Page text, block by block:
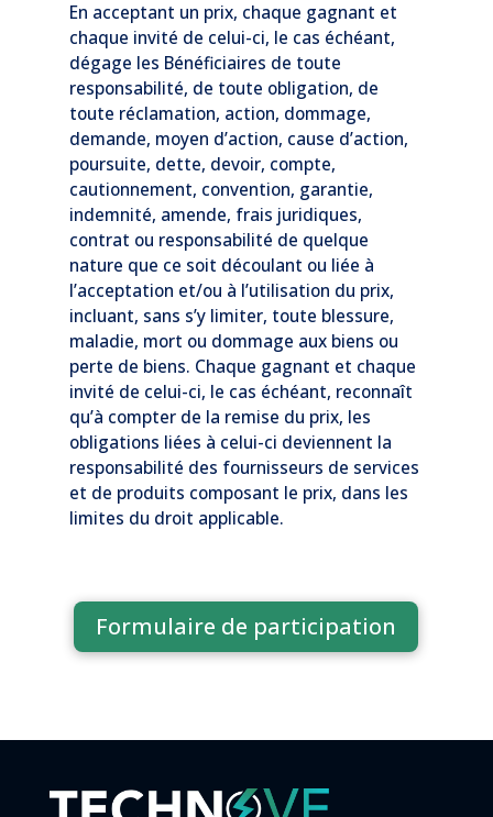
En acceptant un prix, chaque gagnant et
chaque invité de celui-ci, le cas échéant,
dégage les Bénéficiaires de toute
responsabilité, de toute obligation, de
toute réclamation, action, dommage,
demande, moyen d’action, cause d’action,
poursuite, dette, devoir, compte,
cautionnement, convention, garantie,
indemnité, amende, frais juridiques,
contrat ou responsabilité de quelque
nature que ce soit découlant ou liée à
l’acceptation et/ou à l’utilisation du prix,
incluant, sans s’y limiter, toute blessure,
maladie, mort ou dommage aux biens ou
perte de biens. Chaque gagnant et chaque
invité de celui-ci, le cas échéant, reconnaît
qu’à compter de la remise du prix, les
obligations liées à celui-ci deviennent la
responsabilité des fournisseurs de services
et de produits composant le prix, dans les
limites du droit applicable.
Formulaire de participation